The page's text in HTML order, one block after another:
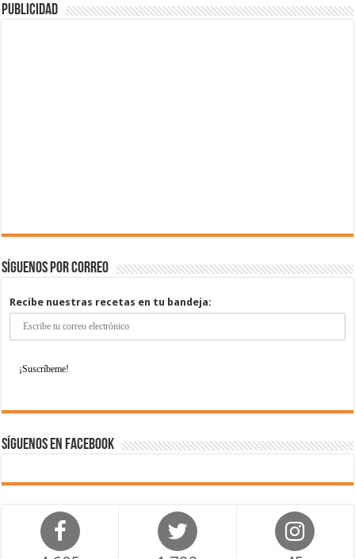
Publicidad
Síguenos por correo
Recibe nuestras recetas en tu bandeja:
Síguenos en Facebook